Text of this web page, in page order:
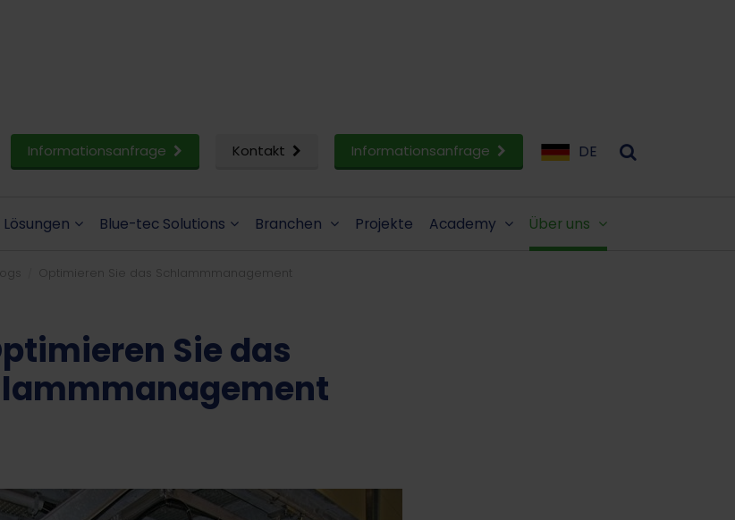
Informationsanfrage Kontakt Informationsanfrage DE
Blue-tec Solutions Branchen Projekte Academy Über uns
Optimieren Sie das Schlammmanagement
Sie das